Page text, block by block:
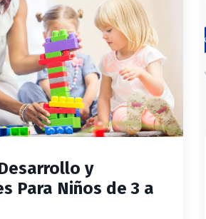
y
Para Niños de 3 a